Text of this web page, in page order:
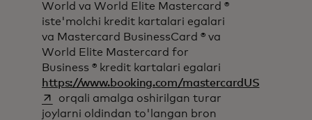
World va World Elite Mastercard ®
iste'molchi kredit kartalari egalari
va Mastercard BusinessCard ® va
World Elite Mastercard for
Business ® kredit kartalari egalari
https://www.booking.com/mastercardUS
opens in a new tab
orqali amalga oshirilgan turar
joylarni oldindan to'langan bron